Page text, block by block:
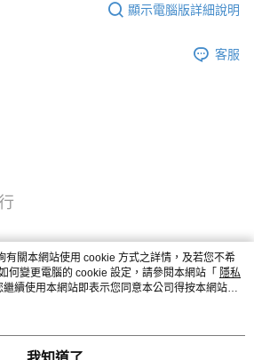
徵得法定代理人或監護人之同意方可使用
」時，將依據個別帳號之用戶狀況，依本公司即
停止該用戶之使用額度並採取法律行動。
顯示電腦版詳細說明
客服
有關本網站使用 cookie 方式之詳情，及若您不希
何變更電腦的 cookie 設定，請參閱本網站「 隱私
繼續使用本網站即表示您同意本公司得按本網站使
。